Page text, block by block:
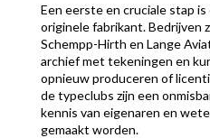
Een eerste en cruciale stap
originele fabrikant. Bedrijven
Schempp-Hirth en Lange
archief met tekeningen en
opnieuw produceren of
de typeclubs zijn een
kennis van eigenaren en
gemaakt worden.